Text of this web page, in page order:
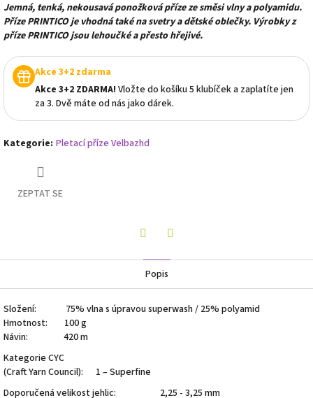
Jemná, tenká, nekousavá ponožková příze ze směsi vlny a polyamidu.
Příze PRINTICO je vhodná také na svetry a dětské oblečky. Výrobky z
příze PRINTICO jsou lehoučké a přesto hřejivé.
Akce 3+2 zdarma
Akce 3+2 ZDARMA! Vložte do košíku 5 klubíček a zaplatíte jen
za 3. Dvě máte od nás jako dárek.
Kategorie: Pletací příze Velbazhd
ZEPTAT SE
Popis
Složení: 75% vlna s úpravou superwash / 25% polyamid
Hmotnost: 100 g
Návin: 420 m
Kategorie CYC
(Craft Yarn Council): 1 – Superfine
Doporučená velikost jehlic: 2,25 - 3,25 mm